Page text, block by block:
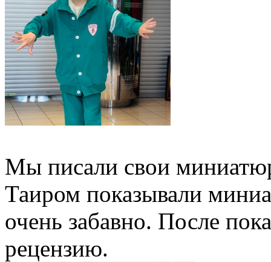
Мы писали свои
Таиром показывали
очень забавно. После
рецензию.